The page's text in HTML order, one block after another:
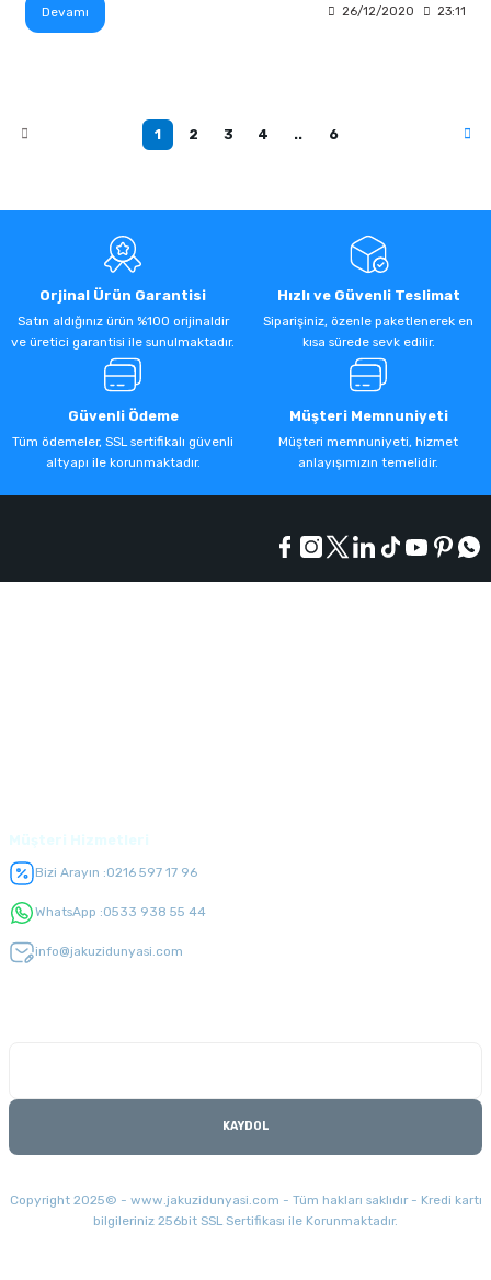
Devamı 26/12/2020 23:11
1 2 3 4 .. 6
Orjinal Ürün Garantisi
Satın aldığınız ürün %100 orijinaldir
ve üretici garantisi ile sunulmaktadır.
Hızlı ve Güvenli Teslimat
Siparişiniz, özenle paketlenerek en
kısa sürede sevk edilir.
Güvenli Ödeme
Tüm ödemeler, SSL sertifikalı güvenli
altyapı ile korunmaktadır.
Müşteri Memnuniyeti
Müşteri memnuniyeti, hizmet
anlayışımızın temelidir.
Bizi Arayın :0216 597 17 96
WhatsApp :0533 938 55 44
info@jakuzidunyasi.com
KAYDOL
Copyright 2025© - www.jakuzidunyasi.com - Tüm hakları saklıdır - Kredi kartı
bilgileriniz 256bit SSL Sertifikası ile Korunmaktadır.